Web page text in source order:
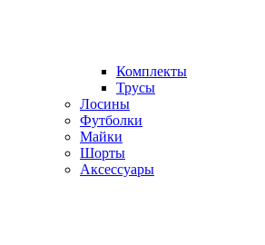
Комплекты
Трусы
Лосины
Футболки
Майки
Шорты
Аксессуары